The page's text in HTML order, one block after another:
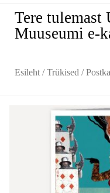
Tere tulemast
Muuseumi e-
Esileht /Trükised /